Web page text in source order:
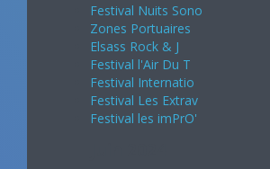
Festival Nuits Sono
Zones Portuaires
Elsass Rock & J
Festival l'Air Du T
Festival Internatio
Festival Les Extrav
Festival les imPrO'